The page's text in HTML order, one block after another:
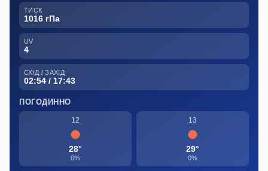
ТИСК
1016 гПа
UV
4
СХІД / ЗАХІД
02:54 / 17:43
ПОГОДИННО
12
28°
0%
13
29°
0%